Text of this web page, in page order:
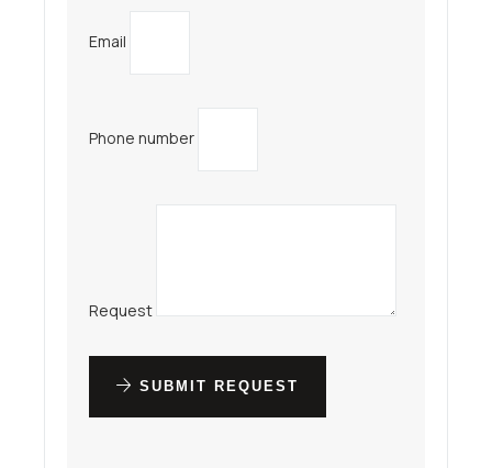
Email
Phone number
Request
SUBMIT REQUEST